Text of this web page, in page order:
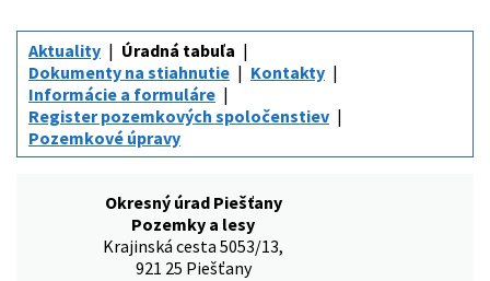
Aktuality
Úradná tabuľa
Dokumenty na stiahnutie
Kontakty
Informácie a formuláre
Register pozemkových spoločenstiev
Pozemkové úpravy
Okresný úrad Piešťany
Pozemky a lesy
Krajinská cesta 5053/13,
921 25 Piešťany